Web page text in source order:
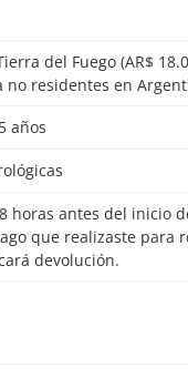
no residentes en
años
que realizaste para
devolución.